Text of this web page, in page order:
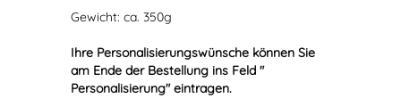
Gewicht: ca. 350g
Ihre Personalisierungswünsche können Sie
am Ende der Bestellung ins Feld "
Personalisierung" eintragen.